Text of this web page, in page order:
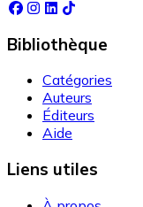
Bibliothèque
Catégories
Auteurs
Éditeurs
Aide
Liens utiles